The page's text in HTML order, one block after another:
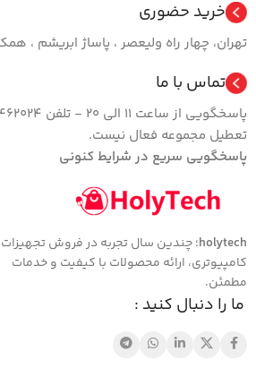
خرید حضوری
تهران، چهار راه ولیعصر ، پاساژ ابریشم ،
تماس با ما
تعطیل مجموعه فعال نیست.
پاسخگویی سریع در شرایط کنونی
holytech؛ چندین سال تجربه در فروش تجهیزات
کامپیوتری، ارائه محصولات با کیفیت و خدمات
مطمئن.
ما را دنبال کنید :